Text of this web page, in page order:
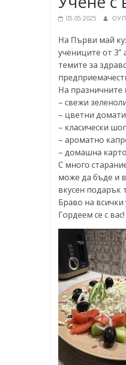
05.05.2025 ОУ
На Първи май
учениците от 3”
темите за
На празничните
– свежи
– цветни
– класически
– ароматно
– домашна
С много
може да бъде и
вкусен
Браво на всички
Гордеем се с вас!